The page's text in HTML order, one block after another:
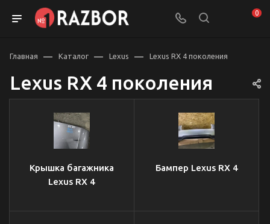
0
Главная — Каталог — Lexus — Lexus RX 4 поколения
Lexus RX 4 поколения
Крышка багажника
Lexus RX 4
Бампер Lexus RX 4